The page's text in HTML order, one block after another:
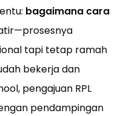
bagaimana cara
tapi tetap ramah
bekerja dan
pengajuan RPL
pendampingan